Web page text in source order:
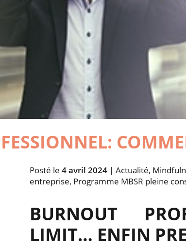
Posté le 4 avril 2024| Actualité,
entreprise, Programme MBSR pleine
BURNOUT
LIMIT… ENFIN